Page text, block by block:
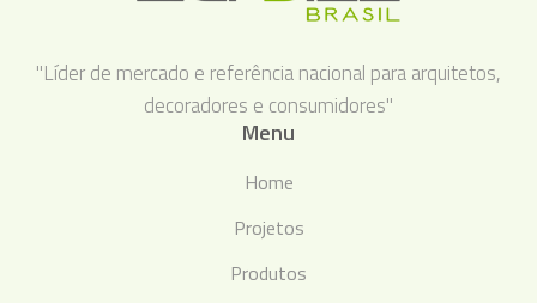
"Líder de mercado e referência nacional para arquitetos,
decoradores e consumidores"
Menu
Home
Projetos
Produtos